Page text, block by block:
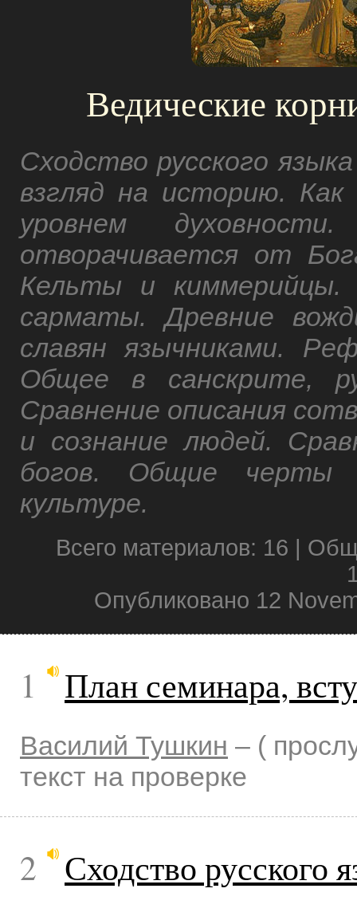
Ведические
Сходство русского
взгляд на историю. Как
уровнем
отворачивается от
Кельты и киммерийцы.
сарматы. Древние
славян язычниками.
Общее в санскрите,
Сравнение описания
и сознание людей.
богов. Общие черты
культуре.
Всего материалов: 16 |
Опубликовано 12
1 План семинара,
Василий Тушкин – (
текст на проверке
2 Сходство русского